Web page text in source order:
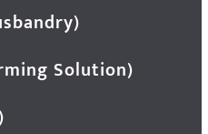
Solution)